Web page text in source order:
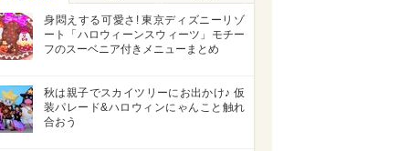
身悶えする可愛さ! 東京ディズニーリゾ
ート「ハロウィーンスウィーツ」モチー
フのスーベニア付きメニューまとめ
秋は親子でスカイツリーにお出かけ♪ 仮
装パレード&ハロウィンにゃんこと触れ
合おう